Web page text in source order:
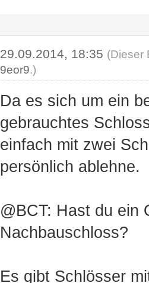
29.09.2014, 18:35 (Dieser
9eor9.)
Da es sich um ein
gebrauchtes
einfach mit zwei
persönlich ablehne.
@BCT: Hast du ein
Nachbauschloss?
Es gibt Schlösser